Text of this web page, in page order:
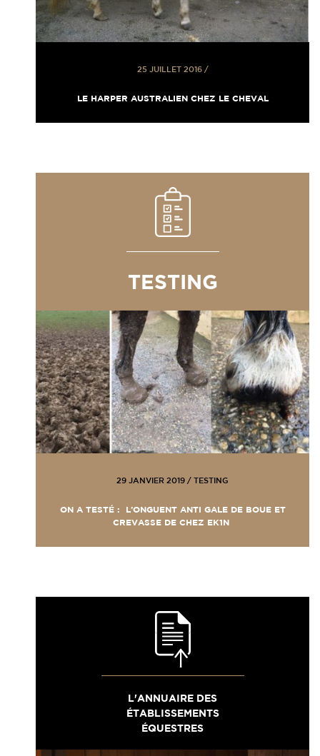
25 JUILLET 2016/
LE HARPER AUSTRALIEN CHEZ LE CHEVAL
TESTING
29 JANVIER 2019 / TESTING
ON A TESTÉ : L’ONGUENT ANTI GALE DE BOUE ET
CREVASSE DE CHEZ EK1N
L'ANNUAIRE DES
ÉTABLISSEMENTS
ÉQUESTRES